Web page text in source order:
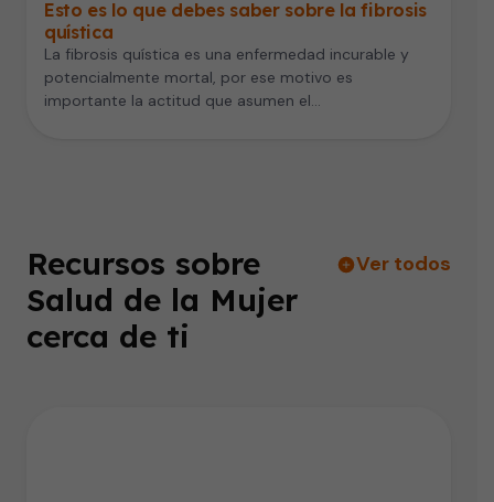
Esto es lo que debes saber sobre la fibrosis
quística
La fibrosis quística es una enfermedad incurable y
potencialmente mortal, por ese motivo es
importante la actitud que asumen el…
Recursos sobre
Salud de la Mujer
cerca de ti
Ver todos